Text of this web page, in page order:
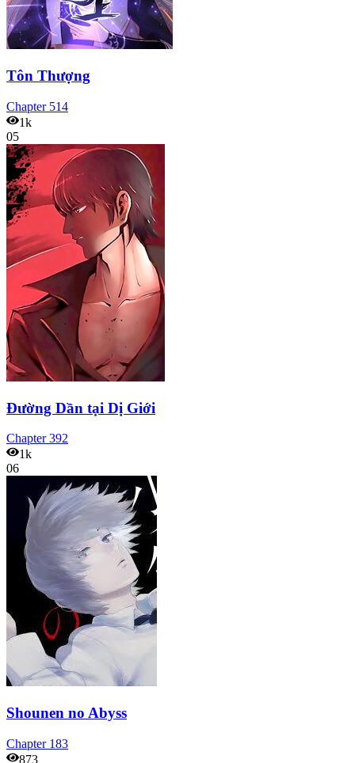
Tôn Thượng
Chapter 514
1k
05
Đường Dần tại Dị Giới
Chapter392
1k
06
Shounen no Abyss
Chapter 183
873